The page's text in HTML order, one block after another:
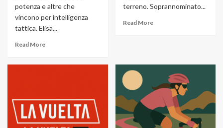
potenza e altre che
vincono per intelligenza
tattica. Elisa...
Read More
terreno. Soprannominato...
Read More